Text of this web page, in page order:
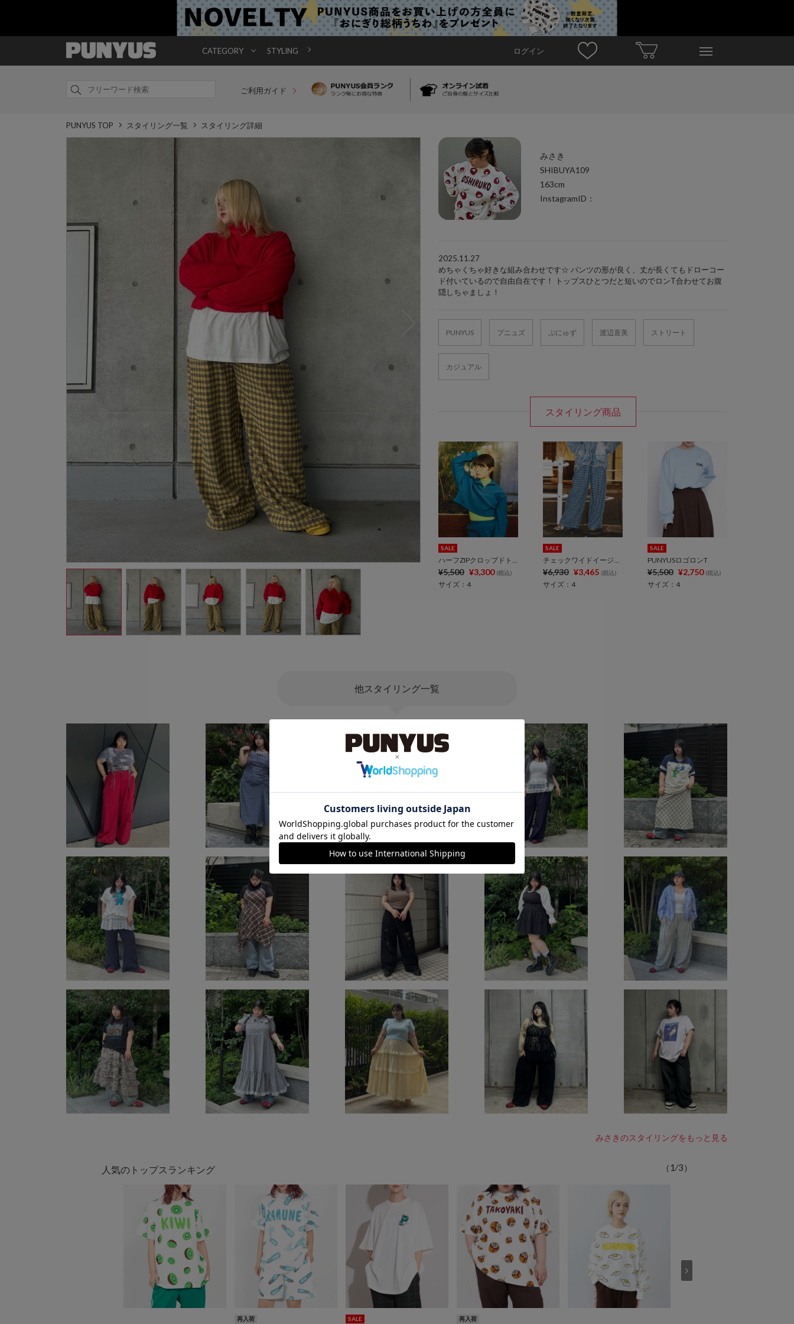
CATEGORY STYLING ログイン
ご利用ガイド
PUNYUS TOP スタイリング一覧 スタイリング詳細
みさき
SHIBUYA109
163cm
InstagramID：
2025.11.27
めちゃくちゃ好きな組み合わせです☆ パンツの形が良く、丈が長くてもドローコー
ド付いているので自由自在です！ トップスひとつだと短いのでロンT合わせてお腹
隠しちゃましょ！
PUNYUS プニュズ ぷにゅず 渡辺直美 ストリート
カジュアル
スタイリング商品
SALE
ハーフZIPクロップドトップ
¥5,500 ¥3,300 (税込)
サイズ：4
SALE
チェックワイドイージーパンツ
¥6,930 ¥3,465 (税込)
サイズ：4
SALE
PUNYUSロゴロンT
¥5,500 ¥2,750 (税込)
サイズ：4
他スタイリング一覧
みさきのスタイリングをもっと見る
人気のトップスランキング （1⁄3）
再入荷 SALE 再入荷